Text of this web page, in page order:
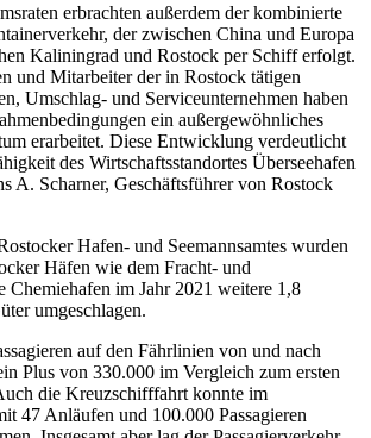
erbrachten außerdem der kombinierte
der zwischen China und Europa
Kaliningrad und Rostock per Schiff erfolgt.
und Mitarbeiter der in Rostock tätigen
Umschlag- und Serviceunternehmen haben
ein außergewöhnliches
erarbeitet. Diese Entwicklung verdeutlicht
des Wirtschaftsstandortes Überseehafen
A. Scharner, Geschäftsführer von Rostock
Hafen- und Seemannsamtes wurden
Häfen wie dem Fracht- und
Chemiehafen im Jahr 2021 weitere 1,8
umgeschlagen.
auf den Fährlinien von und nach
Plus von 330.000 im Vergleich zum ersten
die Kreuzschifffahrt konnte im
47 Anläufen und 100.000 Passagieren